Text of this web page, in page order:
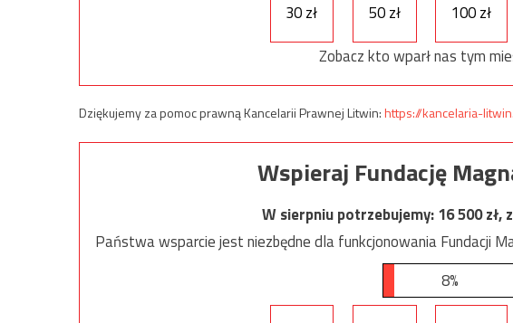
30 zł
50 zł 100 zł
Zobacz kto wparł nas tym
Dziękujemy za pomoc prawną Kancelarii Prawnej Litwin:https://kancelaria-
Wspieraj Fundację
W sierpniu potrzebujemy:16 500zł,
Państwa wsparcie jest niezbędne dla funkcjonowania Fundacji
8%